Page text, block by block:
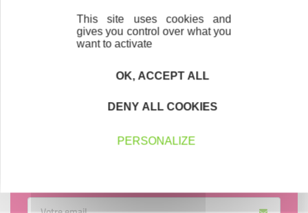
projet entrepreneurial
Découvrez qui ils sont !
Votre Email
This site uses cookies and
gives you control over what you
want to activate
OK, ACCEPT ALL
DENY ALL COOKIES
PERSONALIZE